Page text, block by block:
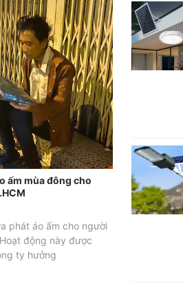
ấm mùa đông cho
phát áo ấm cho người
động này được
ty hưởng